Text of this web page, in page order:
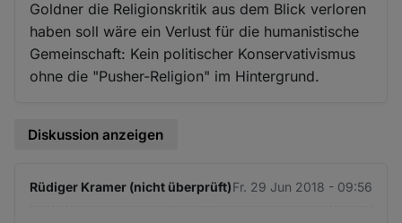
Goldner die Religionskritik aus dem Blick verloren
haben soll wäre ein Verlust für die humanistische
Gemeinschaft: Kein politischer Konservativismus
ohne die "Pusher-Religion" im Hintergrund.
Diskussion anzeigen
Rüdiger Kramer (nicht überprüft)Fr. 29 Jun 2018 - 09:56